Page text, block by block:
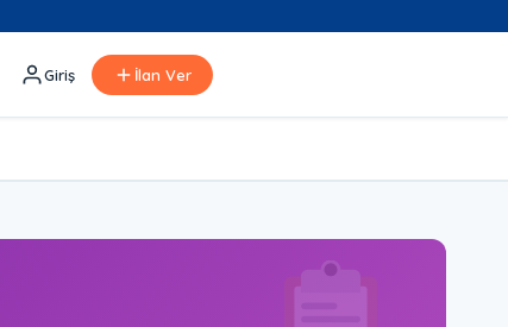
Giriş İlan Ver